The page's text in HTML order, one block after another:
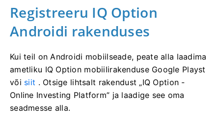
Registreeru IQ Option
Androidi rakenduses
Kui teil on Androidi mobiilseade, peate alla laadima
ametliku IQ Option mobiilirakenduse Google Playst
või siit . Otsige lihtsalt rakendust „IQ Option -
Online Investing Platform” ja laadige see oma
seadmesse alla.